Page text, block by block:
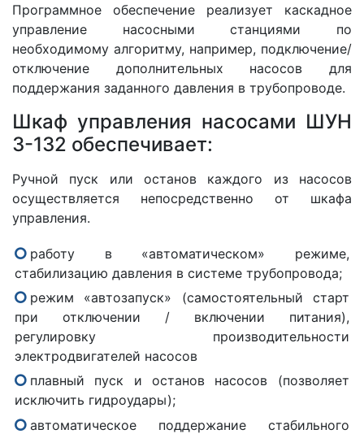
Программное обеспечение реализует каскадное
управление насосными станциями по
необходимому алгоритму, например, подключение/
отключение дополнительных насосов для
поддержания заданного давления в трубопроводе.
Шкаф управления насосами ШУН
3-132 обеспечивает:
Ручной пуск или останов каждого из насосов
осуществляется непосредственно от шкафа
управления.
работу в «автоматическом» режиме,
стабилизацию давления в системе трубопровода;
режим «автозапуск» (самостоятельный старт
при отключении / включении питания),
регулировку производительности
электродвигателей насосов
плавный пуск и останов насосов (позволяет
исключить гидроудары);
автоматическое поддержание стабильного